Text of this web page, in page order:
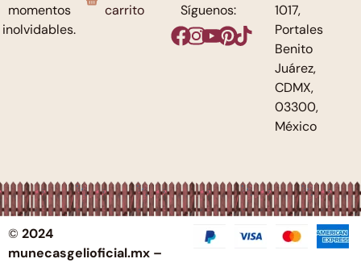
momentos
inolvidables.
carrito
Síguenos:
1017,
Portales
Benito
Juárez,
CDMX,
03300,
México
© 2024
munecasgelioficial.mx –